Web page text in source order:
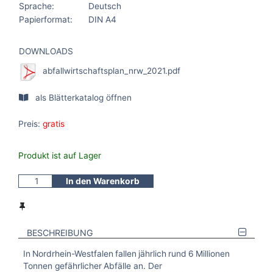
Sprache:
Deutsch
Papierformat:
DIN A4
DOWNLOADS
abfallwirtschaftsplan_nrw_2021.pdf
als Blätterkatalog öffnen
Preis: gratis
Produkt ist auf Lager
In den Warenkorb
BESCHREIBUNG
In Nordrhein-Westfalen fallen jährlich rund 6 Millionen
Tonnen gefährlicher Abfälle an. Der